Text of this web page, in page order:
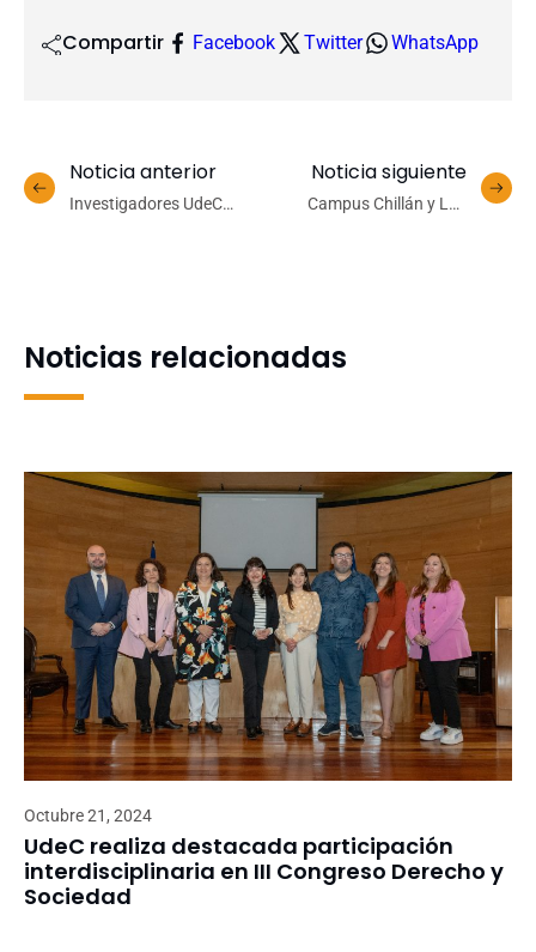
Compartir Facebook Twitter WhatsApp
Noticia anterior
Investigadores UdeC
Noticia siguiente
Campus Chillán y Los
Noticias relacionadas
Octubre 21, 2024
UdeC realiza destacada participación
interdisciplinaria en III Congreso Derecho y
Sociedad